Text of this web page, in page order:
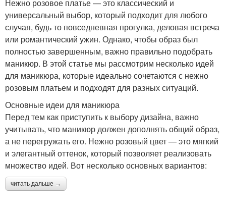
Нежно розовое платье — это классический и
универсальный выбор, который подходит для любого
случая, будь то повседневная прогулка, деловая встреча
или романтический ужин. Однако, чтобы образ был
полностью завершенным, важно правильно подобрать
маникюр. В этой статье мы рассмотрим несколько идей
для маникюра, которые идеально сочетаются с нежно
розовым платьем и подходят для разных ситуаций.
Основные идеи для маникюра
Перед тем как приступить к выбору дизайна, важно
учитывать, что маникюр должен дополнять общий образ,
а не перегружать его. Нежно розовый цвет — это мягкий
и элегантный оттенок, который позволяет реализовать
множество идей. Вот несколько основных вариантов:
читать дальше →